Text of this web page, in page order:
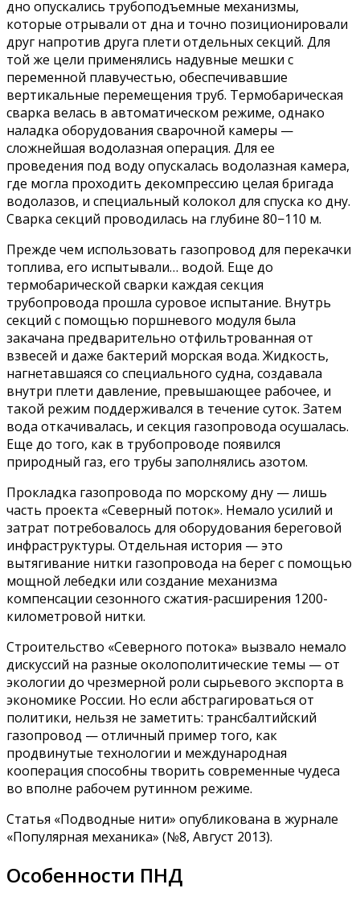
дно опускались трубоподъемные механизмы,
которые отрывали от дна и точно позиционировали
друг напротив друга плети отдельных секций. Для
той же цели применялись надувные мешки с
переменной плавучестью, обеспечивавшие
вертикальные перемещения труб. Термобарическая
сварка велась в автоматическом режиме, однако
наладка оборудования сварочной камеры —
сложнейшая водолазная операция. Для ее
проведения под воду опускалась водолазная камера,
где могла проходить декомпрессию целая бригада
водолазов, и специальный колокол для спуска ко дну.
Сварка секций проводилась на глубине 80−110 м.
Прежде чем использовать газопровод для перекачки
топлива, его испытывали… водой. Еще до
термобарической сварки каждая секция
трубопровода прошла суровое испытание. Внутрь
секций с помощью поршневого модуля была
закачана предварительно отфильтрованная от
взвесей и даже бактерий морская вода. Жидкость,
нагнетавшаяся со специального судна, создавала
внутри плети давление, превышающее рабочее, и
такой режим поддерживался в течение суток. Затем
вода откачивалась, и секция газопровода осушалась.
Еще до того, как в трубопроводе появился
природный газ, его трубы заполнялись азотом.
Прокладка газопровода по морскому дну — лишь
часть проекта «Северный поток». Немало усилий и
затрат потребовалось для оборудования береговой
инфраструктуры. Отдельная история — это
вытягивание нитки газопровода на берег с помощью
мощной лебедки или создание механизма
компенсации сезонного сжатия-расширения 1200-
километровой нитки.
Строительство «Северного потока» вызвало немало
дискуссий на разные околополитические темы — от
экологии до чрезмерной роли сырьевого экспорта в
экономике России. Но если абстрагироваться от
политики, нельзя не заметить: трансбалтийский
газопровод — отличный пример того, как
продвинутые технологии и международная
кооперация способны творить современные чудеса
во вполне рабочем рутинном режиме.
Статья «Подводные нити» опубликована в журнале
«Популярная механика» (№8, Август 2013).
Особенности ПНД